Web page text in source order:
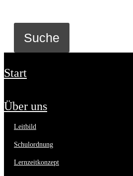
start
über uns
leitbild
schulordnung
lernzeitkonzept